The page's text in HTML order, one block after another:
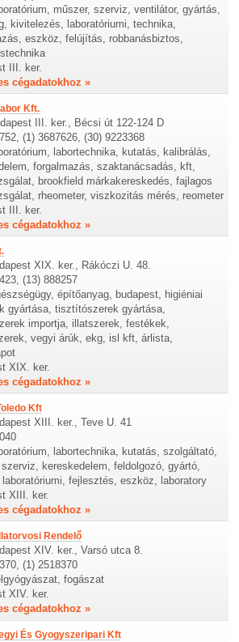
műszer, szerviz, ventilátor, gyártás,
kivitelezés, laboratóriumi, technika,
eszköz, felújítás, robbanásbiztos,
III. ker.
cégadatokhoz »
Kft.
III. ker., Bécsi út 122-124 D
(1) 3687626, (30) 9223368
labortechnika, kutatás, kalibrálás,
forgalmazás, szaktanácsadás, kft,
brookfield márkakereskedés, fajlagos
rheometer, viszkozitás mérés, reometer
III. ker.
cégadatokhoz »
XIX. ker., Rákóczi U. 48.
(13) 888257
építőanyag, budapest, higiéniai
gyártása, tisztítószerek gyártása,
importja, illatszerek, festékek,
vegyi árúk, ekg, isl kft, árlista,
XIX. ker.
cégadatokhoz »
Kft
XIII. ker., Teve U. 41
labortechnika, kutatás, szolgáltató,
kereskedelem, feldolgozó, gyártó,
laboratóriumi, fejlesztés, eszköz, laboratory
XIII. ker.
cégadatokhoz »
Rendelő
XIV. ker., Varsó utca 8.
(1) 2518370
fogászat
XIV. ker.
cégadatokhoz »
És Gyogyszeripari Kft